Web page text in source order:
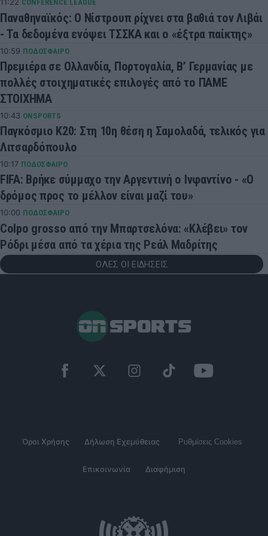
11:22 CONFERENCE LEAGUE
Παναθηναϊκός: Ο Νίστρουπ ρίχνει στα βαθιά τον Λιβάι
- Τα δεδομένα ενόψει ΤΣΣΚΑ και ο «έξτρα παίκτης»
10:59 ΠΟΔΟΣΦΑΙΡΟ
Πρεμιέρα σε Ολλανδία, Πορτογαλία, Β’ Γερμανίας με
πολλές στοιχηματικές επιλογές από το ΠΑΜΕ
ΣΤΟΙΧΗΜΑ
10:43 ONSPORTS
Παγκόσμιο Κ20: Στη 10η θέση η Σαμολαδά, τελικός για
Λιτσαρδόπουλο
10:17 ΠΟΔΟΣΦΑΙΡΟ
FIFA: Βρήκε σύμμαχο την Αργεντινή ο Ινφαντίνο - «Ο
δρόμος προς το μέλλον είναι μαζί του»
10:00 ΠΟΔΟΣΦΑΙΡΟ
Colpo grosso από την Μπαρτσελόνα: «Κλέβει» τον
Ρόδρι μέσα από τα χέρια της Ρεάλ Μαδρίτης
ΟΛΕΣ ΟΙ ΕΙΔΗΣΕΙΣ
Όροι Χρήσης Δήλωση Εχεμύθειας Ρυθμίσεις Cookies
Επικοινωνία Διαφήμιση